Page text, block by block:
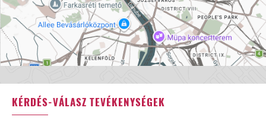
KÉRDÉS-VÁLASZ TEVÉKENYSÉGEK